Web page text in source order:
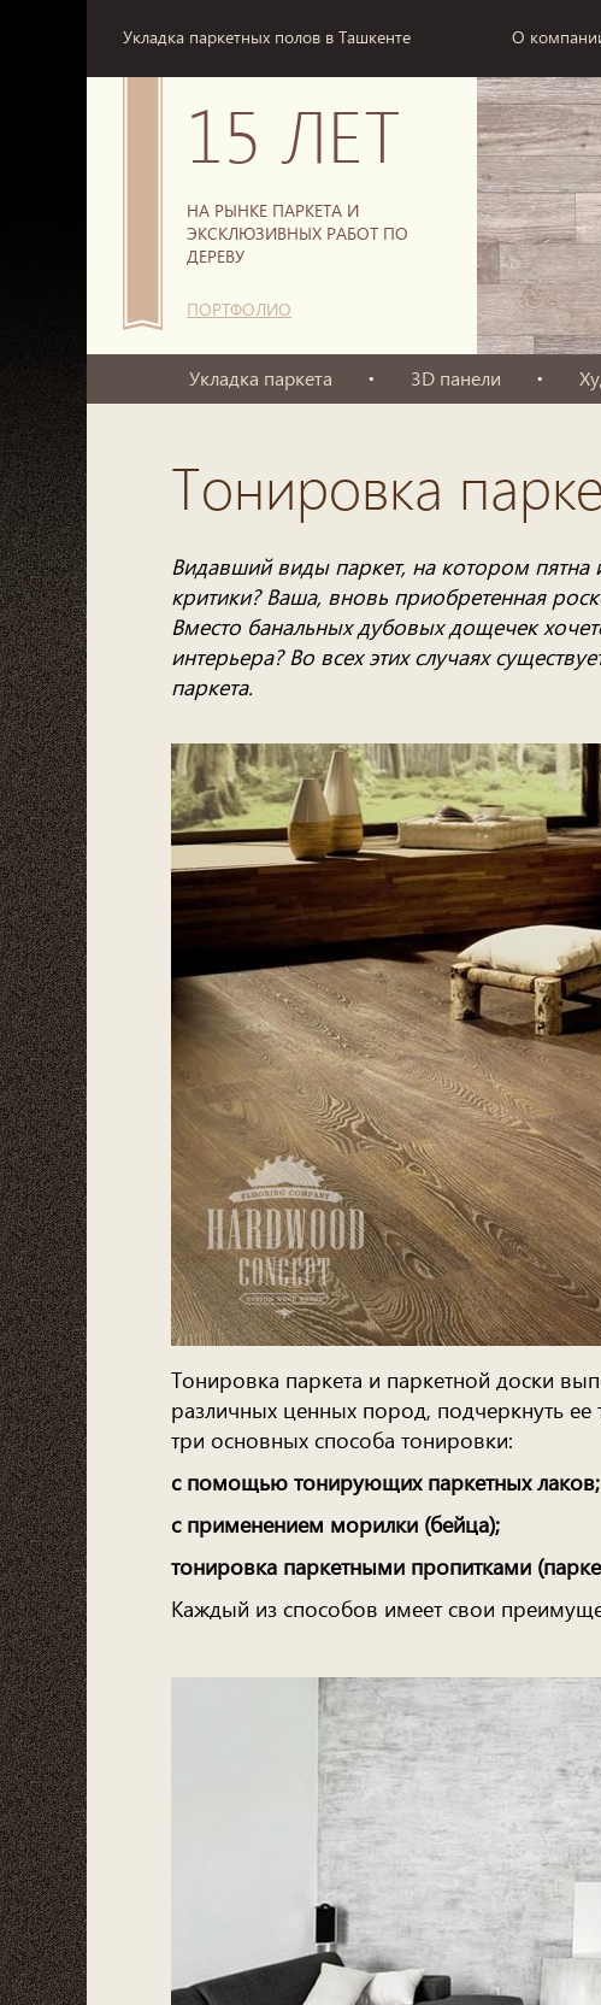
Укладка паркетных полов в Ташкенте О
15 ЛЕТ
НА РЫНКЕ ПАРКЕТА И
ЭКСКЛЮЗИВНЫХ РАБОТ ПО
ДЕРЕВУ
ПОРТФОЛИО
Укладка паркета 3D панели
Тонировка
Видавший виды паркет, на котором
критики? Ваша, вновь приобретенная
Вместо банальных дубовых дощечек
интерьера? Во всех этих случаях
паркета.
Тонировка паркета и паркетной доски
различных ценных пород, подчеркнуть ее
три основных способа тонировки:
с помощью тонирующих паркетных лаков;
с применением морилки (бейца);
тонировка паркетными пропитками
Каждый из способов имеет свои